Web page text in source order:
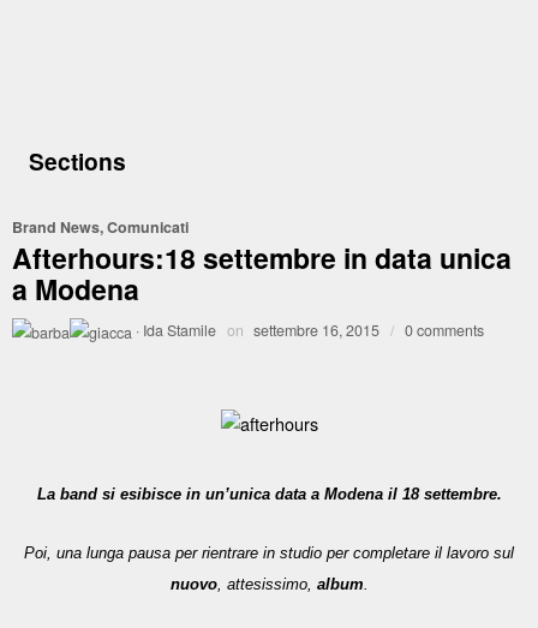
Sections
Brand News,Comunicati
Afterhours:18 settembre in data unica
a Modena
· Ida Stamile on settembre 16, 2015 / 0 comments
La band si esibisce in un’unica data a Modena il 18 settembre.
Poi, una lunga pausa per rientrare in studio per completare il lavoro sul
nuovo, attesissimo, album